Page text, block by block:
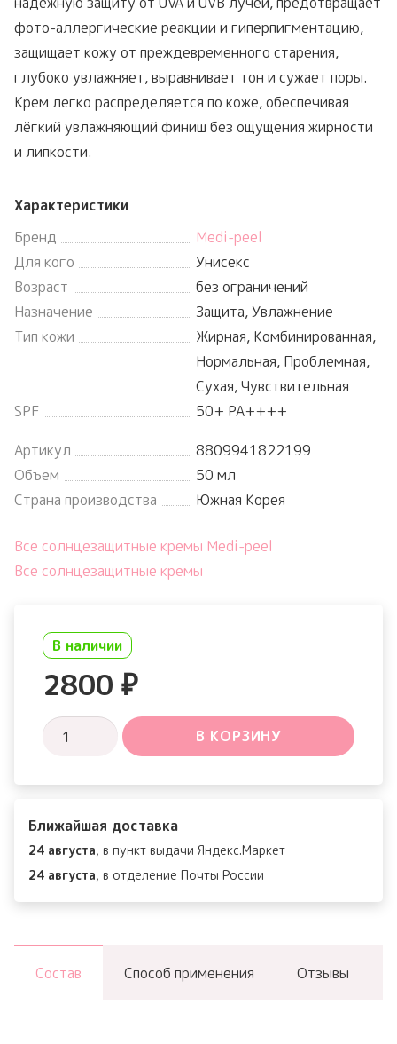
фото-аллергические реакции и гиперпигментацию,
защищает кожу от преждевременного старения,
глубоко увлажняет, выравнивает тон и сужает поры.
Крем легко распределяется по коже, обеспечивая
лёгкий увлажняющий финиш без ощущения жирности
и липкости.
Характеристики
Бренд
Medi-peel
Для кого
Унисекс
Возраст
без ограничений
Назначение
Защита, Увлажнение
Тип кожи
Жирная, Комбинированная,
Нормальная, Проблемная,
Сухая, Чувствительная
SPF
50+ PA++++
Артикул
8809941822199
Объем
50 мл
Страна производства
Южная Корея
Все солнцезащитные кремы Medi-peel
Все солнцезащитные кремы
В наличии
2800 ₽
Количество
Acid
Air
Fit
Sun
SPF
50+
В КОРЗИНУ
Ближайшая доставка
24 августа, в пункт выдачи Яндекс.Маркет
24 августа, в отделение Почты России
Состав Способ применения Отзывы